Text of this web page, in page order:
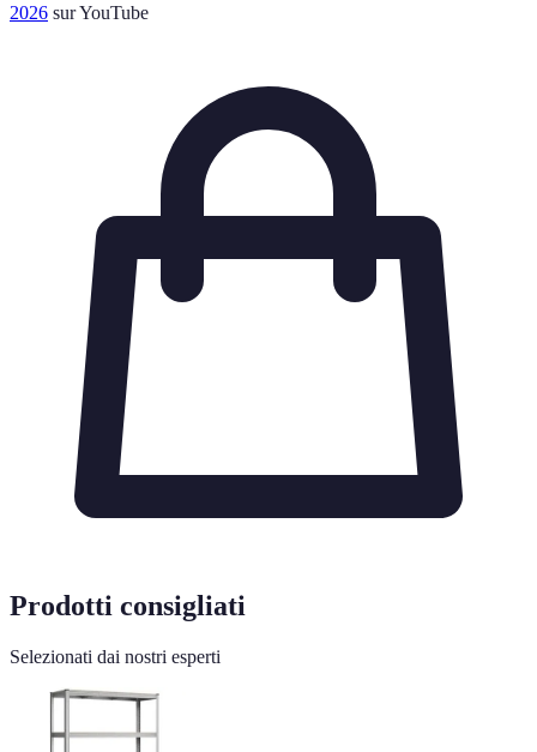
2026 sur YouTube
Prodotti consigliati
Selezionati dai nostri esperti